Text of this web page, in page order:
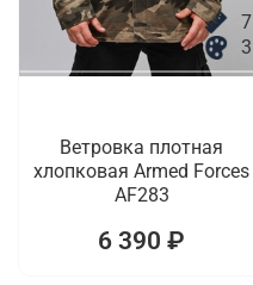
7
3
Ветровка плотная
хлопковая Armed Forces
AF283
6 390 ₽